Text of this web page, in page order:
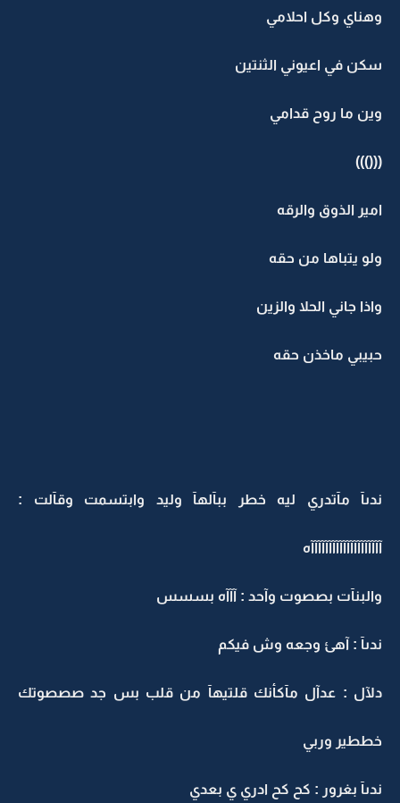
وهناي وكل احلامي
سكن في اعيوني الثنتين
وين ما روح قدامي
((()))
امير الذوق والرقه
ولو يتباها من حقه
واذا جاني الحلا والزين
حبيبي ماخذن حقه
ندىآ مآتدري ليه خطر ببآلهآ وليد وابتسمت وقآلت :
آآآآآآآآآآآآآآآآآآآآه
والبنآت بصصوت وآحد : آآآه بسسس
ندىآ : آهئ وجعه وش فيكم
دلآل : عدآل مآكأنك قلتيهآ من قلب بس جد صصصوتك
خططير وربي
ندىآ بغرور : كح كح ادري ي بعدي